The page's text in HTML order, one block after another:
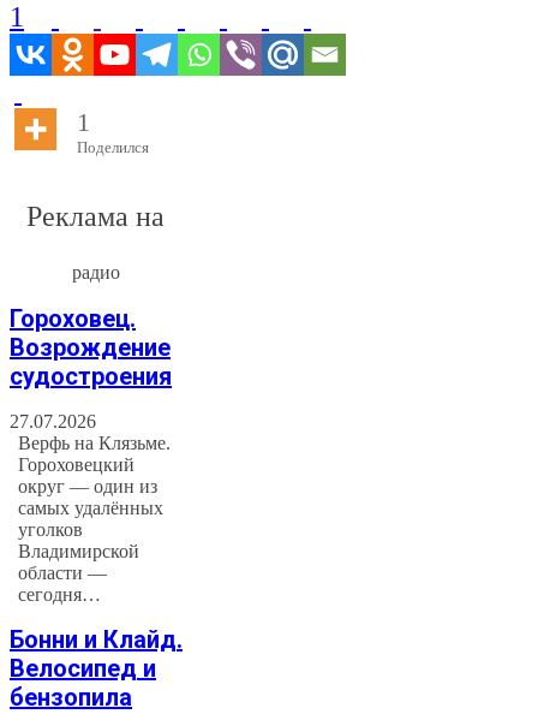
1
1
Поделился
Реклама на
радио
Гороховец.
Возрождение
судостроения
27.07.2026
Верфь на Клязьме.
Гороховецкий
округ — один из
самых удалённых
уголков
Владимирской
области —
сегодня…
Бонни и Клайд.
Велосипед и
бензопила